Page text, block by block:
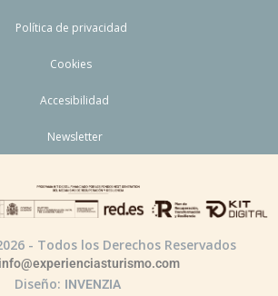
Política de privacidad
Cookies
Accesibilidad
Newsletter
- Todos los Derechos Reservados
info@experienciasturismo.com
Diseño: INVENZIA